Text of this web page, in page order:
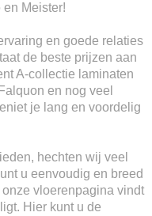
Meister!
en goede relaties
de beste prijzen aan
A-collectie laminaten
en nog veel
je lang en voordelig
hechten wij veel
u eenvoudig en breed
vloerenpagina vindt
Hier kunt u de